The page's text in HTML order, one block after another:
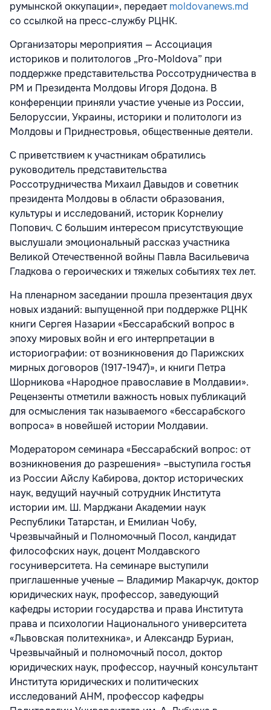
румынской оккупации», передаетmoldovanews.md
со ссылкой на пресс-службу РЦНК.
Организаторы мероприятия — Ассоциация
историков и политологов „Рro-Мoldova” при
поддержке представительства Россотрудничества в
РМ и Президента Молдовы Игоря Додона. В
конференции приняли участие ученые из России,
Белоруссии, Украины, историки и политологи из
Молдовы и Приднестровья, общественные деятели.
С приветствием к участникам обратились
руководитель представительства
Россотрудничества Михаил Давыдов и советник
президента Молдовы в области образования,
культуры и исследований, историк Корнелиу
Попович. С большим интересом присутствующие
выслушали эмоциональный рассказ участника
Великой Отечественной войны Павла Васильевича
Гладкова о героических и тяжелых событиях тех лет.
На пленарном заседании прошла презентация двух
новых изданий: выпущенной при поддержке РЦНК
книги Сергея Назарии «Бессарабский вопрос в
эпоху мировых войн и его интерпретации в
историографии: от возникновения до Парижских
мирных договоров (1917-1947)», и книги Петра
Шорникова «Народное православие в Молдавии».
Рецензенты отметили важность новых публикаций
для осмысления так называемого «бессарабского
вопроса» в новейшей истории Молдавии.
Модератором семинара «Бессарабский вопрос: от
возникновения до разрешения» –выступила гостья
из России Айслу Кабирова, доктор исторических
наук, ведущий научный сотрудник Института
истории им. Ш. Марджани Академии наук
Республики Татарстан, и Емилиан Чобу,
Чрезвычайный и Полномочный Посол, кандидат
философских наук, доцент Молдавского
госуниверситета. На семинаре выступили
приглашенные ученые — Владимир Макарчук, доктор
юридических наук, профессор, заведующий
кафедры истории государства и права Института
права и психологии Национального университета
«Львовская политехника», и Александр Буриан,
Чрезвычайный и полномочный посол, доктор
юридических наук, профессор, научный консультант
Института юридических и политических
исследований АНМ, профессор кафедры